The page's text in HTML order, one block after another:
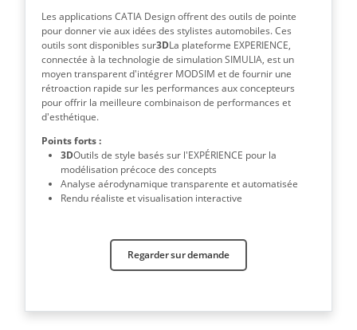
Les applications CATIA Design offrent des outils de pointe
pour donner vie aux idées des stylistes automobiles. Ces
outils sont disponibles sur3DLa plateforme EXPERIENCE,
connectée à la technologie de simulation SIMULIA, est un
moyen transparent d'intégrer MODSIM et de fournir une
rétroaction rapide sur les performances aux concepteurs
pour offrir la meilleure combinaison de performances et
d'esthétique.
Points forts :
3DOutils de style basés sur l'EXPÉRIENCE pour la
modélisation précoce des concepts
Analyse aérodynamique transparente et automatisée
Rendu réaliste et visualisation interactive
Regarder sur demande